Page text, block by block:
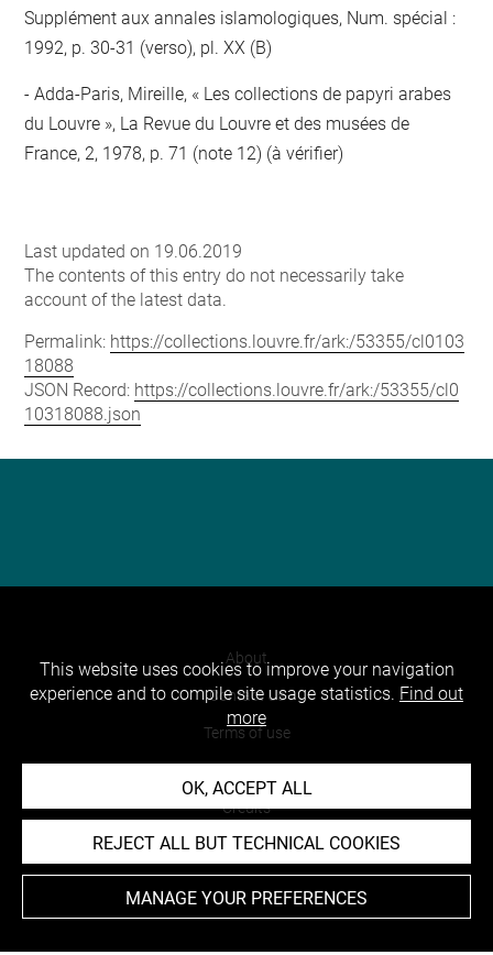
Supplément aux annales islamologiques, Num. spécial :
1992, p. 30-31 (verso), pl. XX (B)
Adda-Paris, Mireille, « Les collections de papyri arabes
du Louvre », La Revue du Louvre et des musées de
France, 2, 1978, p. 71 (note 12) (à vérifier)
Last updated on 19.06.2019
The contents of this entry do not necessarily take
account of the latest data.
Permalink: https://collections.louvre.fr/ark:/53355/cl0103
18088
JSON Record: https://collections.louvre.fr/ark:/53355/cl0
10318088.json
About
Contact Us
Terms of use
Cookies
Credits
Accessibility : non compliant
This website uses cookies to improve your navigation
experience and to compile site usage statistics. Find out
more
OK, ACCEPT ALL
REJECT ALL BUT TECHNICAL COOKIES
MANAGE YOUR PREFERENCES